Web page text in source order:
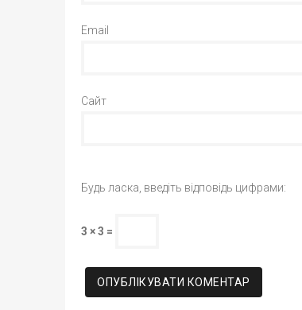
Email
Сайт
Будь ласка, введіть відповідь цифрами:
3 × 3 =